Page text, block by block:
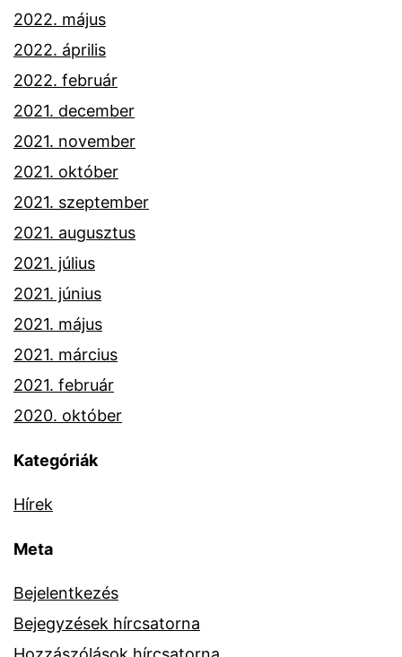
2022. május
2022. április
2022. február
2021. december
2021. november
2021. október
2021. szeptember
2021. augusztus
2021. július
2021. június
2021. május
2021. március
2021. február
2020. október
Kategóriák
Hírek
Meta
Bejelentkezés
Bejegyzések hírcsatorna